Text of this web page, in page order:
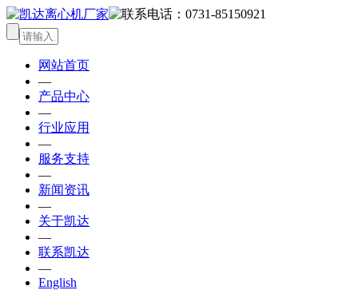
网站首页
—
产品中心
—
行业应用
—
服务支持
—
新闻资讯
—
关于凯达
—
联系凯达
—
English